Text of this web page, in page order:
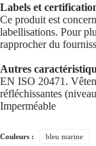
Labels et
Ce produit est
labellisations. Pour
rapprocher du
Autres
EN ISO 20471.
réfléchissantes
Imperméable
Couleurs : bleu marine